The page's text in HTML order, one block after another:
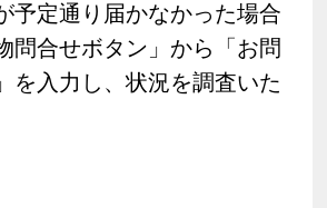
予定通り届かなかった場合
問合せボタン」から「お問
を入力し、状況を調査いた